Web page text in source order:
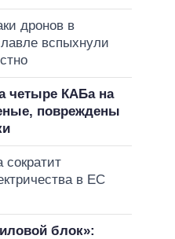
дронов в
вспыхнули
четыре КАБа на
повреждены
в ЕС
блок»: